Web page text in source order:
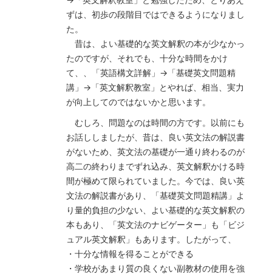
ずは、初歩の段階目ではできるようになりまし
た。
昔は、よい基礎的な英文解釈の本が少なかっ
たのですが、それでも、十分な時間をかけ
て、、「英語構文詳解」→「基礎英文問題精
講」→「英文解釈教室」とやれば、相当、実力
が向上してのではないかと思います。
むしろ、問題なのは時間の方です。以前にも
お話ししましたが、昔は、良い英文法の解説書
がないため、英文法の基礎が一通り終わるのが
高二の終わりまでずれ込み、英文解釈かける時
間が極めて限られていました。今では、良い英
文法の解説書があり、「基礎英文問題精講」よ
り量的負担の少ない、よい基礎的な英文解釈の
本もあり、「英文法のナビゲーター」も「ビジ
ュアル英文解釈」もあります。したがって、
・十分な情報を得ることができる
・学校があまり質の良くない副教材の使用を強